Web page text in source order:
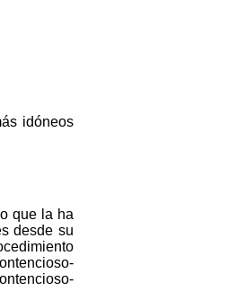
idóneos
que la ha
desde su